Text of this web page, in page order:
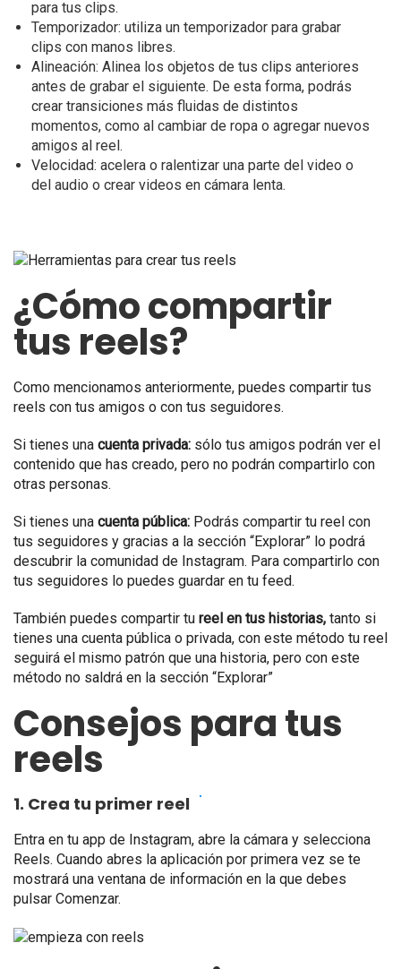
para tus clips.
Temporizador: utiliza un temporizador para grabar
clips con manos libres.
Alineación: Alinea los objetos de tus clips anteriores
antes de grabar el siguiente. De esta forma, podrás
crear transiciones más fluidas de distintos
momentos, como al cambiar de ropa o agregar nuevos
amigos al reel.
Velocidad: acelera o ralentizar una parte del video o
del audio o crear videos en cámara lenta.
¿Cómo compartir
tus reels?
Como mencionamos anteriormente, puedes compartir tus
reels con tus amigos o con tus seguidores.
Si tienes una cuenta privada: sólo tus amigos podrán ver el
contenido que has creado, pero no podrán compartirlo con
otras personas.
Si tienes una cuenta pública: Podrás compartir tu reel con
tus seguidores y gracias a la sección “Explorar” lo podrá
descubrir la comunidad de Instagram. Para compartirlo con
tus seguidores lo puedes guardar en tu feed.
También puedes compartir tu reel en tus historias, tanto si
tienes una cuenta pública o privada, con este método tu reel
seguirá el mismo patrón que una historia, pero con este
método no saldrá en la sección “Explorar”
Consejos para tus
reels
1. Crea tu primer reel
Entra en tu app de Instagram, abre la cámara y selecciona
Reels. Cuando abres la aplicación por primera vez se te
mostrará una ventana de información en la que debes
pulsar Comenzar.